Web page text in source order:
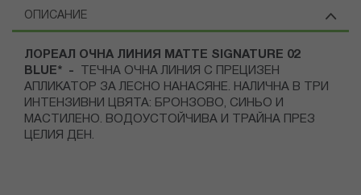
ОПИСАНИЕ
ЛОРЕАЛ ОЧНА ЛИНИЯ MATTE SIGNATURE 02
BLUE* -
ТЕЧНА ОЧНА ЛИНИЯ С ПРЕЦИЗЕН
АПЛИКАТОР ЗА ЛЕСНО НАНАСЯНЕ. НАЛИЧНА В ТРИ
ИНТЕНЗИВНИ ЦВЯТА: БРОНЗОВО, СИНЬО И
МАСТИЛЕНО. ВОДОУСТОЙЧИВА И ТРАЙНА ПРЕЗ
ЦЕЛИЯ ДЕН.